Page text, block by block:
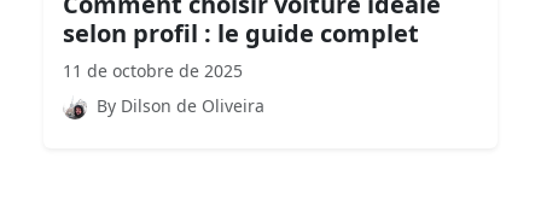
selon profil : le guide complet
11 de octobre de 2025
By Dilson de Oliveira